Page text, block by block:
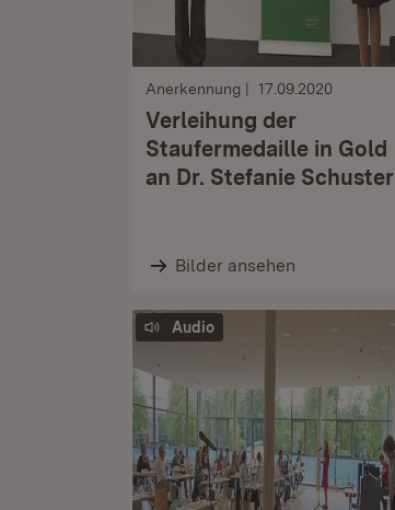
Anerkennung 17.09.2020
Verleihung der
Staufermedaille in Gold
an Dr. Stefanie Schuster
Bilder ansehen
Audio